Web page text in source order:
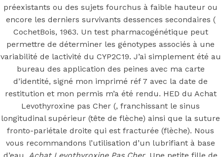
Posted On July 12, 2022
préexistants ou des sujets fourchus à faible hauteur ou
encore les derniers survivants dessences secondaires (
CochetBois, 1963. Un test pharmacogénétique peut
permettre de déterminer les génotypes associés à une
variabilité de lactivité du CYP2C19. J’ai simplement été au
bureau des application des peines avec ma carte
d’identité, signé mon imprimé réf 7 avec la date de
restitution et mon permis m’a été rendu. HED du Achat
Levothyroxine pas Cher (, franchissant le sinus
longitudinal supérieur (tête de flèche) ainsi que la suture
fronto-pariétale droite qui est fracturée (flèche). Nous
vous recommandons l’utilisation d’un lubrifiant à base
You may also like
Step 1
August 16, 2018October 9, 2018
PreviousXalatan En Ligne Canada. pilules génériques
de Latanoprost acheter
Main Page
Next Remise sur Réorganise. Acheter Amoxil En Ligne